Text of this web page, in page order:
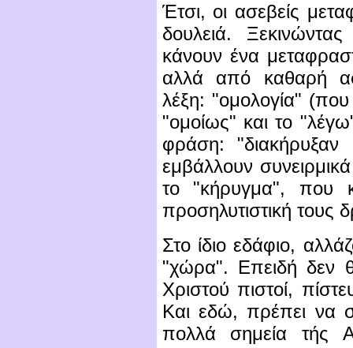
Έτσι, οι ασεβείς
δουλειά.
κάνουν ένα
αλλά από καθαρή
λέξη: "ομολογία"
"ομοίως" και το
φράση:
εμβάλλουν
το "κήρυγμα", που
προσηλυτιστική τους
Στο ίδιο εδάφιο,
"χώρα". Επειδή δεν
Χριστού πιστοί,
Και εδώ, πρέπει να
πολλά σημεία τής